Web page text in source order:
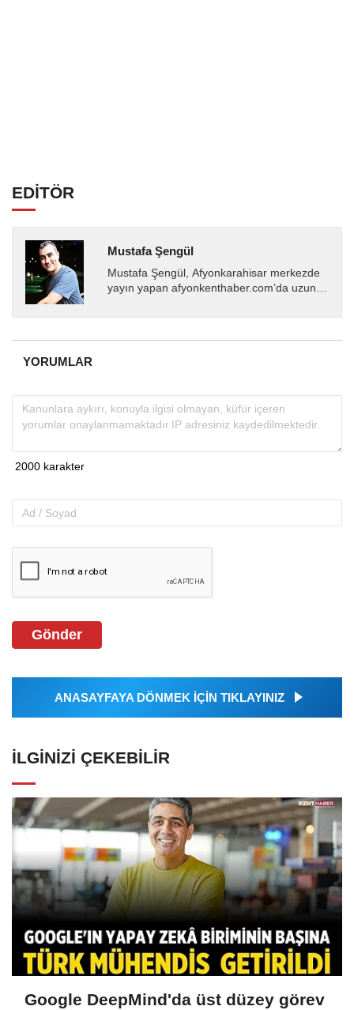
EDİTÖR
Mustafa Şengül
Mustafa Şengül, Afyonkarahisar merkezde
yayın yapan afyonkenthaber.com’da uzun
almakta, haber akışı...
YORUMLAR
Gönder
ANASAYFAYA DÖNMEK İÇİN TIKLAYINIZ
İLGINIZI ÇEKEBILIR
Google DeepMind'da üst düzey görev